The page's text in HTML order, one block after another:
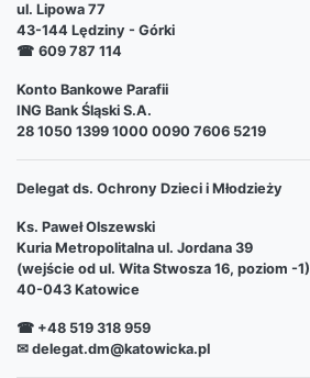
ul. Lipowa 77
43-144 Lędziny - Górki
☎ 609 787 114
Konto Bankowe Parafii
ING Bank Śląski S.A.
28 1050 1399 1000 0090 7606 5219
Delegat ds. Ochrony Dzieci i Młodzieży
Ks. Paweł Olszewski
Kuria Metropolitalna ul. Jordana 39
(wejście od ul. Wita Stwosza 16, poziom -1)
40-043 Katowice
☎ +48 519 318 959
✉ delegat.dm@katowicka.pl